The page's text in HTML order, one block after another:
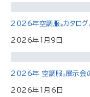
2026年空調服®カタロ
2026年1月9日
2026年 空調服®展示会
2026年1月6日